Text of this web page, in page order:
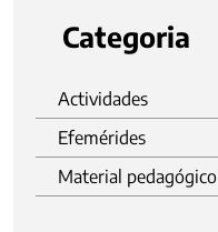
Categoria
Actividades
Efemérides
Material pedagógico